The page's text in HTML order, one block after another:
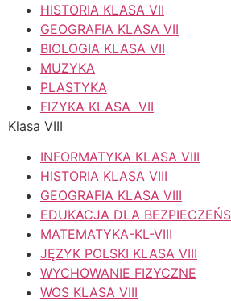
HISTORIA KLASA VII
GEOGRAFIA KLASA VII
BIOLOGIA KLASA VII
MUZYKA
PLASTYKA
FIZYKA KLASA VII
Klasa VIII
INFORMATYKA KLASA VIII
HISTORIA KLASA VIII
GEOGRAFIA KLASA VIII
EDUKACJA DLA
MATEMATYKA-KL-VIII
JĘZYK POLSKI KLASA VIII
WYCHOWANIE FIZYCZNE
WOS KLASA VIII